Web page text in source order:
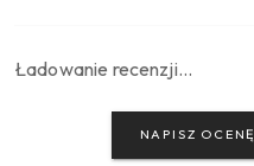
Ładowanie recenzji…
NAPISZ OCENĘ